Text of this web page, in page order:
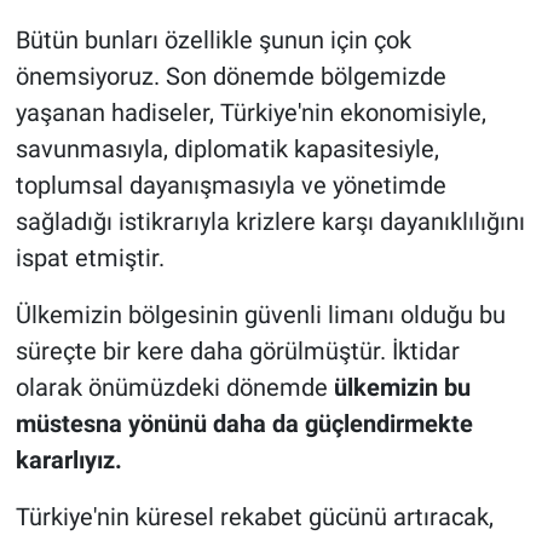
Bütün bunları özellikle şunun için çok
önemsiyoruz. Son dönemde bölgemizde
yaşanan hadiseler, Türkiye'nin ekonomisiyle,
savunmasıyla, diplomatik kapasitesiyle,
toplumsal dayanışmasıyla ve yönetimde
sağladığı istikrarıyla krizlere karşı dayanıklılığını
ispat etmiştir.
Ülkemizin bölgesinin güvenli limanı olduğu bu
süreçte bir kere daha görülmüştür. İktidar
olarak önümüzdeki dönemde ülkemizin bu
müstesna yönünü daha da güçlendirmekte
kararlıyız.
Türkiye'nin küresel rekabet gücünü artıracak,